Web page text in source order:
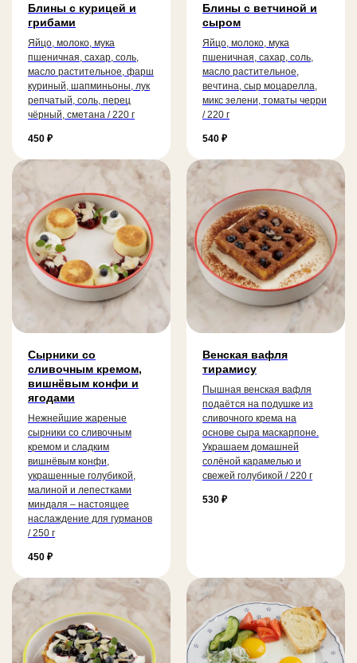
Блины с курицей и
грибами
Яйцо, молоко, мука
пшеничная, сахар, соль,
масло растительное, фарш
куриный, шапминьоны, лук
репчатый, соль, перец
чёрный, сметана / 220 г
450 ₽
Блины с ветчиной и
сыром
Яйцо, молоко, мука
пшеничная, сахар, соль,
масло растительное,
вечтина, сыр моцарелла,
микс зелени, томаты черри
/ 220 г
540 ₽
Сырники со
сливочным кремом,
вишнёвым конфи и
ягодами
Нежнейшие жареные
сырники со сливочным
кремом и сладким
вишнёвым конфи,
украшенные голубикой,
малиной и лепестками
миндаля – настоящее
наслаждение для гурманов
/ 250 г
450 ₽
Венская вафля
тирамису
Пышная венская вафля
подаётся на подушке из
сливочного крема на
основе сыра маскарпоне.
Украшаем домашней
солёной карамелью и
свежей голубикой / 220 г
530 ₽